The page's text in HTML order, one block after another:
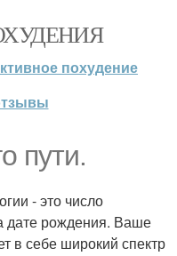
похудение
пути.
- это число
дате рождения. Ваше
в себе широкий спектр